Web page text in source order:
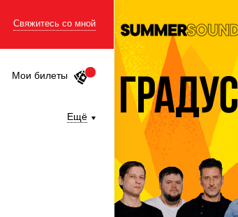
Свяжитесь со мной
Мои билеты
Ещё